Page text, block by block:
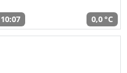
10:07 0,0 °C